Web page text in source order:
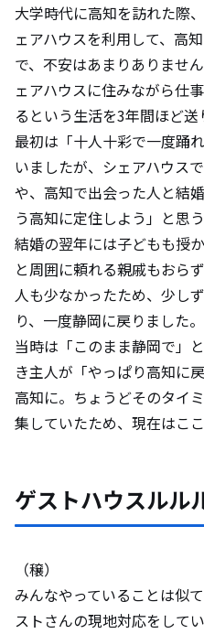
大学時代に高知を訪れた際
ェアハウスを利用して、高
で、不安はあまりありませ
ェアハウスに住みながら仕
るという生活を3年間ほど送
最初は「十人十彩で一度踊
いましたが、シェアハウス
や、高知で出会った人と結
う高知に定住しよう」と思う
結婚の翌年には子どもも授
と周囲に頼れる親戚もおら
人も少なかったため、少し
り、一度静岡に戻りました。
当時は「このまま静岡で」
き主人が「やっぱり高知に
高知に。ちょうどそのタイ
集していたため、現在はこ
ゲストハウスルル
（穣）
みんなやっていることは似
ストさんの現地対応をして